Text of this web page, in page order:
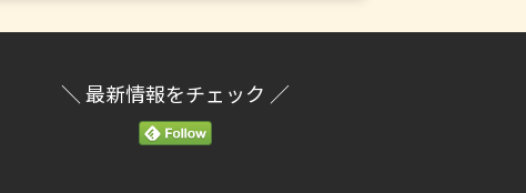
＼ 最新情報をチェック ／